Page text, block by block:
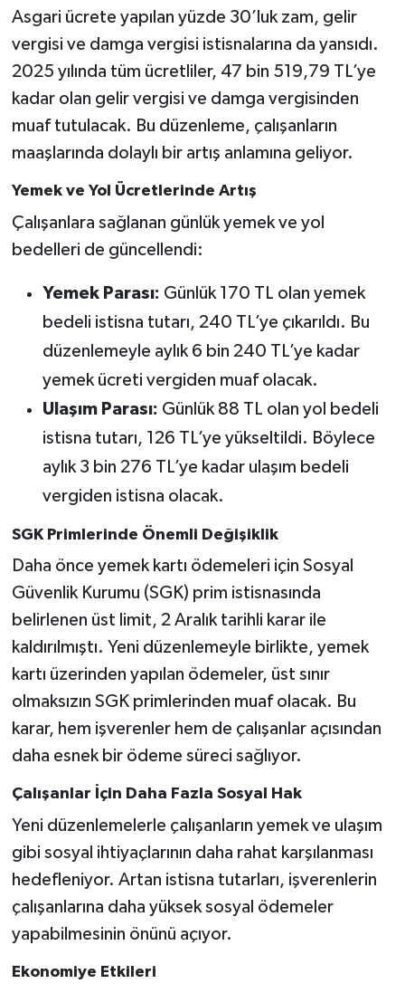
Asgari ücrete yapılan yüzde 30’luk zam, gelir
vergisi ve damga vergisi istisnalarına da yansıdı.
2025 yılında tüm ücretliler, 47 bin 519,79 TL’ye
kadar olan gelir vergisi ve damga vergisinden
muaf tutulacak. Bu düzenleme, çalışanların
maaşlarında dolaylı bir artış anlamına geliyor.
Yemek ve Yol Ücretlerinde Artış
Çalışanlara sağlanan günlük yemek ve yol
bedelleri de güncellendi:
Yemek Parası: Günlük 170 TL olan yemek
bedeli istisna tutarı, 240 TL’ye çıkarıldı. Bu
düzenlemeyle aylık 6 bin 240 TL’ye kadar
yemek ücreti vergiden muaf olacak.
Ulaşım Parası: Günlük 88 TL olan yol bedeli
istisna tutarı, 126 TL’ye yükseltildi. Böylece
aylık 3 bin 276 TL’ye kadar ulaşım bedeli
vergiden istisna olacak.
SGK Primlerinde Önemli Değişiklik
Daha önce yemek kartı ödemeleri için Sosyal
Güvenlik Kurumu (SGK) prim istisnasında
belirlenen üst limit, 2 Aralık tarihli karar ile
kaldırılmıştı. Yeni düzenlemeyle birlikte, yemek
kartı üzerinden yapılan ödemeler, üst sınır
olmaksızın SGK primlerinden muaf olacak. Bu
karar, hem işverenler hem de çalışanlar açısından
daha esnek bir ödeme süreci sağlıyor.
Çalışanlar İçin Daha Fazla Sosyal Hak
Yeni düzenlemelerle çalışanların yemek ve ulaşım
gibi sosyal ihtiyaçlarının daha rahat karşılanması
hedefleniyor. Artan istisna tutarları, işverenlerin
çalışanlarına daha yüksek sosyal ödemeler
yapabilmesinin önünü açıyor.
Ekonomiye Etkileri